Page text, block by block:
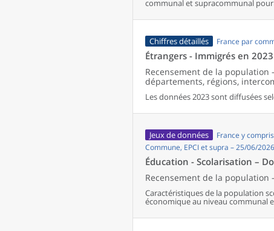
communal et supracommunal
Chiffres détaillés France par
Étrangers - Immigrés en 2023
Recensement de la population
départements, régions,
Les données 2023 sont diffusées
Jeux de données
France y
Commune, EPCI et supra – 25/06/2026
Éducation - Scolarisation –
Recensement de la population
Caractéristiques de la population
économique au niveau communal